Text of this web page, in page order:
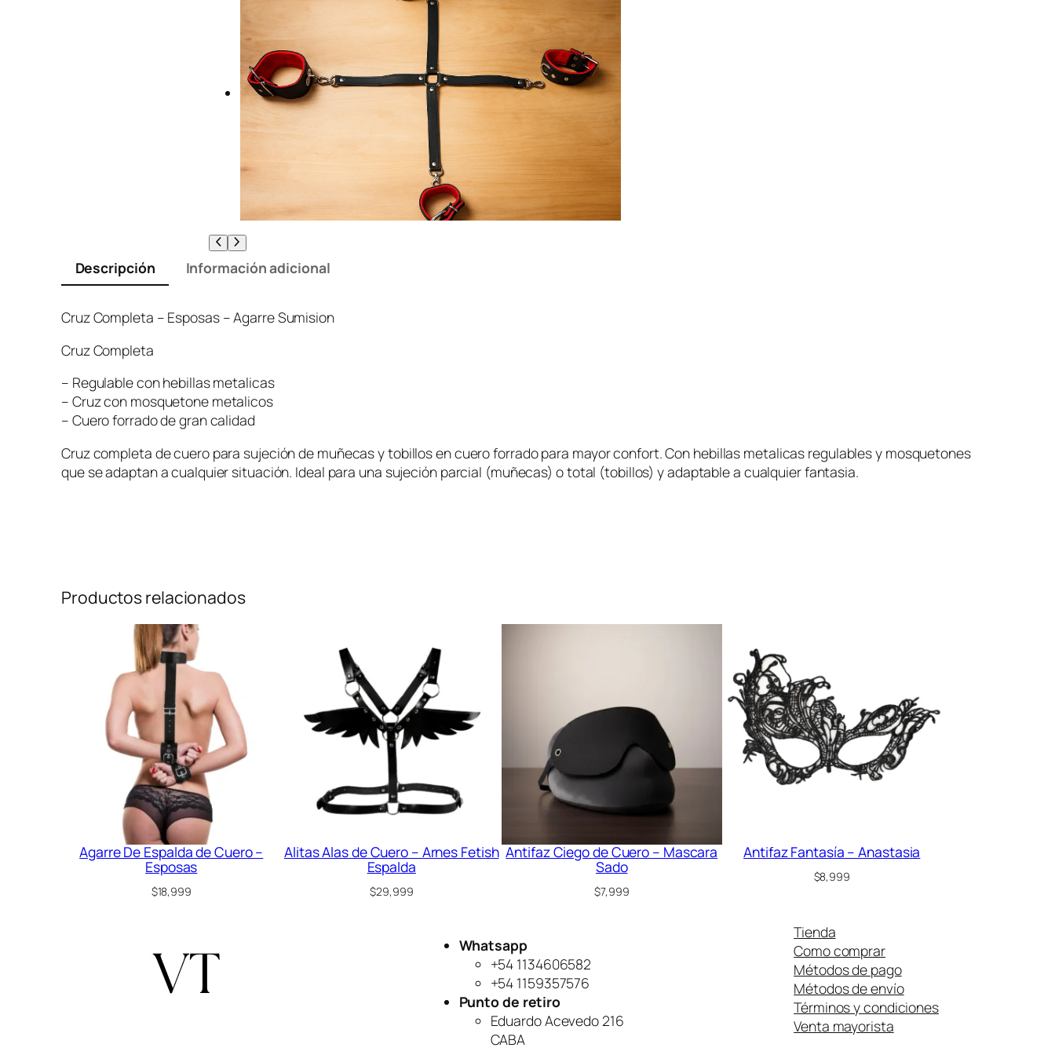
Descripción Información adicional
Cruz Completa – Esposas – Agarre Sumision
Cruz Completa
– Regulable con hebillas metalicas
– Cruz con mosquetone metalicos
– Cuero forrado de gran calidad
Cruz completa de cuero para sujeción de muñecas y tobillos en cuero forrado para mayor confort. Con hebillas metalicas regulables y mosquetones
que se adaptan a cualquier situación. Ideal para una sujeción parcial (muñecas) o total (tobillos) y adaptable a cualquier fantasia.
Productos relacionados
Agarre De Espalda de Cuero –
Esposas
$18,999
Alitas Alas de Cuero – Arnes Fetish
Espalda
$29,999
Antifaz Ciego de Cuero – Mascara
Sado
$7,999
Antifaz Fantasía – Anastasia
$8,999
Whatsapp
+54 1134606582
+54 1159357576
Punto de retiro
Eduardo Acevedo 216
CABA
Tienda
Como comprar
Métodos de pago
Métodos de envío
Términos y condiciones
Venta mayorista